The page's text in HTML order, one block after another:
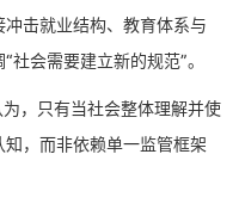
击就业结构、教育体系与
会需要建立新的规范”。
，只有当社会整体理解并使
，而非依赖单一监管框架